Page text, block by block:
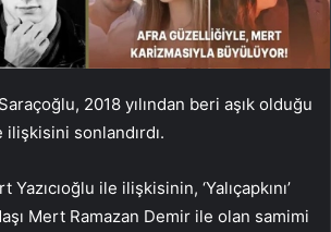
2018 yılından beri aşık olduğu
ilişkisini sonlandırdı.
Yazıcıoğlu ile ilişkisinin, ‘Yalıçapkını’
Mert Ramazan Demir ile olan samimi